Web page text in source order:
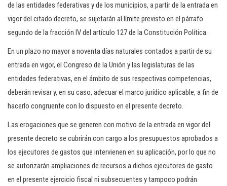
de las entidades federativas y de los municipios, a partir de la entrada en
vigor del citado decreto, se sujetarán al límite previsto en el párrafo
segundo de la fracción IV del artículo 127 de la Constitución Política.
En un plazo no mayor a noventa días naturales contados a partir de su
entrada en vigor, el Congreso de la Unión y las legislaturas de las
entidades federativas, en el ámbito de sus respectivas competencias,
deberán revisar y, en su caso, adecuar el marco jurídico aplicable, a fin de
hacerlo congruente con lo dispuesto en el presente decreto.
Las erogaciones que se generen con motivo de la entrada en vigor del
presente decreto se cubrirán con cargo a los presupuestos aprobados a
los ejecutores de gastos que intervienen en su aplicación, por lo que no
se autorizarán ampliaciones de recursos a dichos ejecutores de gasto
en el presente ejercicio fiscal ni subsecuentes y tampoco podrán